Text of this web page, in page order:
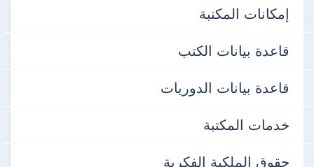
إمكانات المكتبة
قاعدة بيانات الكتب
قاعدة بيانات الدوريات
خدمات المكتبة
حقوق الملكية الفكرية